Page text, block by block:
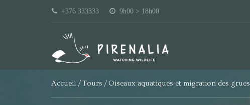
+376 333333 9h00 > 18h00
Accueil Tours Oiseaux aquatiques et migration des grues